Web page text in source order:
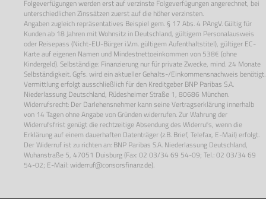
Folgeverfügungen werden erst auf verzinste Folgeverfügungen angerechnet, bei
unterschiedlichen Zinssätzen zuerst auf die höher verzinsten.
Angaben zugleich repräsentatives Beispiel gem. § 17 Abs. 4 PAngV. Gültig für
Kunden ab 18 Jahren mit Wohnsitz in Deutschland, gültigem Personalausweis
oder Reisepass (Nicht-EU-Bürger i.V.m. gültigem Aufenthaltstitel), gültiger EC-
Karte auf eigenen Namen und Mindestnettoeinkommen von 538€ (ohne
Kindergeld). Selbständige: Finanzierung nur für private Zwecke, mind. 24 Monate
Selbständigkeit. Ggfs. wird ein aktueller Gehalts-/Einkommensnachweis benötigt.
Vermittlung erfolgt ausschließlich für den Kreditgeber BNP Paribas S.A.
Niederlassung Deutschland, Rüdesheimer Straße 1, 80686 München.
Widerrufsrecht: Der Darlehensnehmer kann seine Vertragserklärung innerhalb
von 14 Tagen ohne Angabe von Gründen widerrufen. Zur Wahrung der
Widerrufsfrist genügt die rechtzeitige Absendung des Widerrufs, wenn die
Erklärung auf einem dauerhaften Datenträger (z.B. Brief, Telefax, E-Mail) erfolgt.
Der Widerruf ist zu richten an: BNP Paribas S.A. Niederlassung Deutschland,
Wuhanstraße 5, 47051 Duisburg (Fax: 02 03/34 69 54-09; Tel.: 02 03/34 69
54-02; E-Mail:widerruf@consorsfinanz.de).